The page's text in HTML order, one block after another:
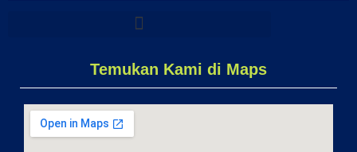
Temukan Kami di Maps